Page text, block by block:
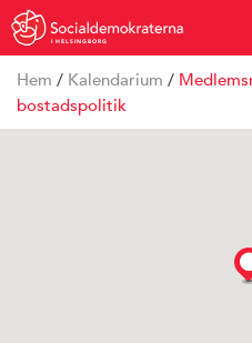
I HELSINGBORG
Hem / Kalendarium /
bostadspolitik